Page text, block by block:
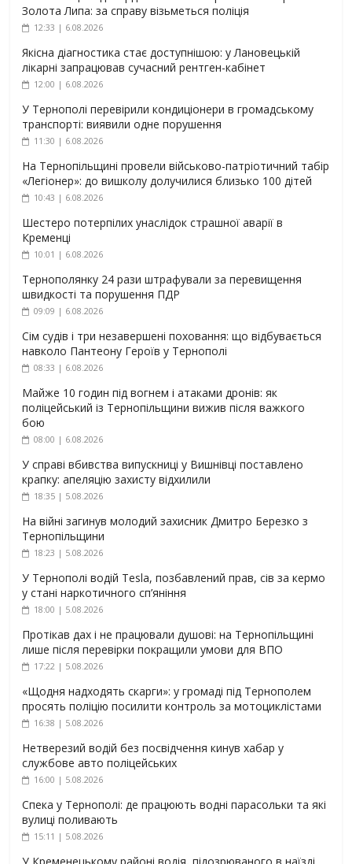
Золота Липа: за справу візьметься поліція
12:33 | 6.08.2026
Якісна діагностика стає доступнішою: у Лановецькій
лікарні запрацював сучасний рентген-кабінет
12:00 | 6.08.2026
У Тернополі перевірили кондиціонери в громадському
транспорті: виявили одне порушення
11:30 | 6.08.2026
На Тернопільщині провели військово-патріотичний табір
«Легіонер»: до вишколу долучилися близько 100 дітей
10:43 | 6.08.2026
Шестеро потерпілих унаслідок страшної аварії в
Кременці
10:01 | 6.08.2026
Тернополянку 24 рази штрафували за перевищення
швидкості та порушення ПДР
09:09 | 6.08.2026
Сім судів і три незавершені поховання: що відбувається
навколо Пантеону Героїв у Тернополі
08:33 | 6.08.2026
Майже 10 годин під вогнем і атаками дронів: як
поліцейський із Тернопільщини вижив після важкого
бою
08:00 | 6.08.2026
У справі вбивства випускниці у Вишнівці поставлено
крапку: апеляцію захисту відхилили
18:35 | 5.08.2026
На війні загинув молодий захисник Дмитро Березко з
Тернопільщини
18:23 | 5.08.2026
У Тернополі водій Tesla, позбавлений прав, сів за кермо
у стані наркотичного сп’яніння
18:00 | 5.08.2026
Протікав дах і не працювали душові: на Тернопільщині
лише після перевірки покращили умови для ВПО
17:22 | 5.08.2026
«Щодня надходять скарги»: у громаді під Тернополем
просять поліцію посилити контроль за мотоциклістами
16:38 | 5.08.2026
Нетверезий водій без посвідчення кинув хабар у
службове авто поліцейських
16:00 | 5.08.2026
Спека у Тернополі: де працюють водні парасольки та які
вулиці поливають
15:11 | 5.08.2026